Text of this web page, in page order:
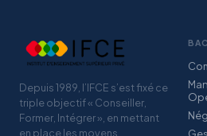
Depuis 1989, l’IFCE s’est fixé ce
triple objectif « Conseiller,
Former, Intégrer », en mettant
en place les moyens